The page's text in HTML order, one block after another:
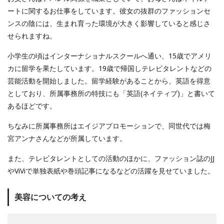
ートに関するお仕事をしています。彼女の抜群のファッションセ
ンスの陰には、生まれ育った環境が大きく影響していると感じさ
せられますね。
小学生の頃はインターナショナルスクールへ通い、15歳でアメリ
カに留学を果たしています。19歳で帰国しテレビタレントなどの
芸能活動を開始しました。留学経験があることから、英語を得意
としており、所属事務所の特技にも「英語(ネイティブ)」と書いて
あるほどです。
ちなみに所属事務所はエイジアプロモーションで、同世代では梅
宮アンナさんなどが所属しています。
また、テレビタレントとしての活動のほかに、ファッション誌のJJ
やViViで単独表紙や巻頭記事になるなどの活躍を見せていました。
美容についての考え